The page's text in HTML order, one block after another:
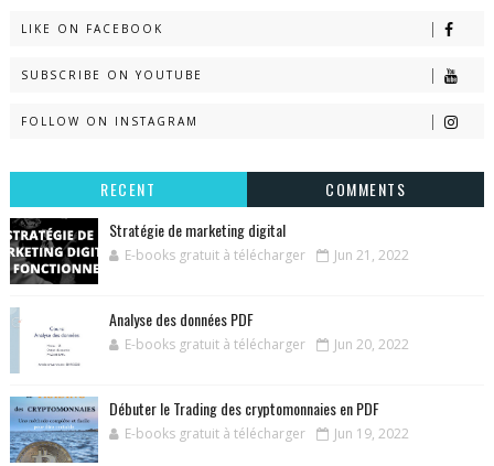
LIKE ON FACEBOOK
SUBSCRIBE ON YOUTUBE
FOLLOW ON INSTAGRAM
RECENT
COMMENTS
Stratégie de marketing digital
E-books gratuit à télécharger Jun 21, 2022
Analyse des données PDF
E-books gratuit à télécharger Jun 20, 2022
Débuter le Trading des cryptomonnaies en PDF
E-books gratuit à télécharger Jun 19, 2022